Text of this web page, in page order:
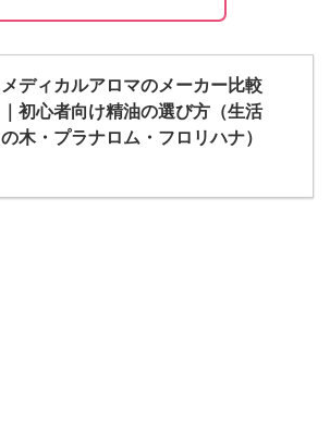
メディカルアロマのメーカー比較
｜初心者向け精油の選び方（生活
の木・プラナロム・フロリハナ）